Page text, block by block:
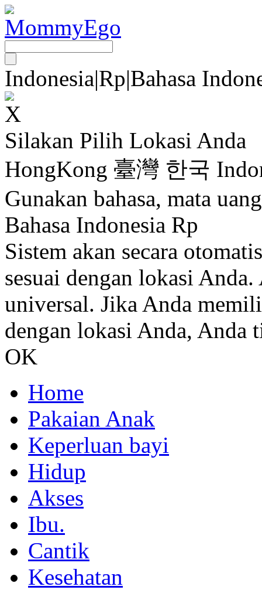
Indonesia|Rp|Bahasa
Silakan Pilih Lokasi Anda
HongKong 臺灣 한국
Gunakan bahasa, mata uang
Bahasa Indonesia Rp
Sistem akan secara
sesuai dengan lokasi
universal. Jika Anda
dengan lokasi Anda, Anda
OK
Home
Pakaian Anak
Keperluan bayi
Hidup
Akses
Ibu.
Cantik
Kesehatan